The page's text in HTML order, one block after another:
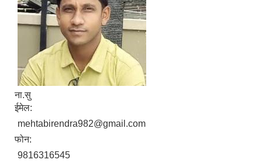
ना.सु
ईमेल:
mehtabirendra982@gmail.com
फोन:
9816316545